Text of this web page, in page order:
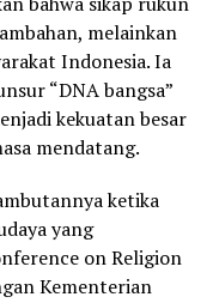
melainkan
Indonesia. Ia
“DNA bangsa”
kekuatan besar
mendatang.
ketika
yang
on Religion
Kementerian